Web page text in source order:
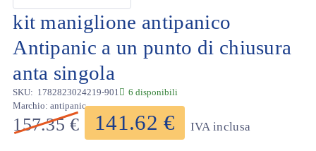
kit maniglione antipanico
Antipanic a un punto di chiusura
anta singola
SKU: 1782823024219-901
Marchio: antipanic
6 disponibili
157.35€ 141.62€ IVA inclusa